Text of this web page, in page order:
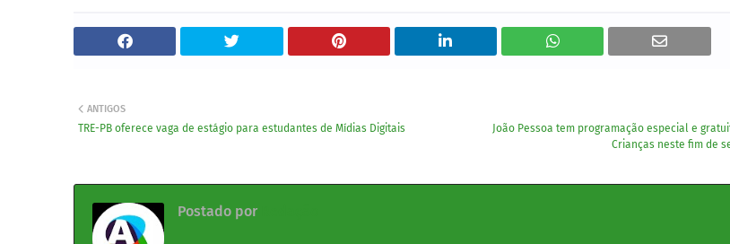
João Pessoa tem programação especial e
Crianças neste fim de
ANTIGOS
TRE-PB oferece vaga de estágio para estudantes de Mídias Digitais
Postado por